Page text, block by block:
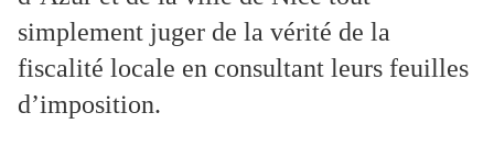
simplement juger de la vérité de la
fiscalité locale en consultant leurs feuilles
d’imposition.